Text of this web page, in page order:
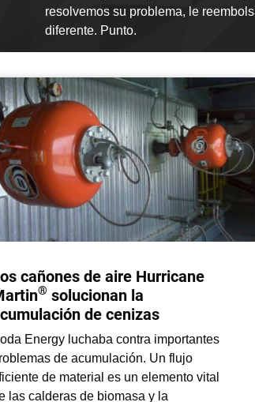
resolvemos su problema, le
diferente. Punto.
cañones de aire Hurricane
® solucionan la
de cenizas
Energy luchaba contra importantes
de acumulación. Un flujo
de material es un elemento vital
las calderas de biomasa y la